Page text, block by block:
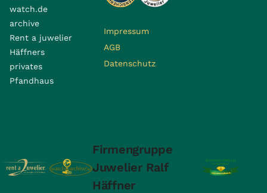
watch.de
archive
Rent a juwelier
Häffners
privates
Pfandhaus
Impressum
AGB
Datenschutz
Firmengruppe
Juwelier Ralf
Häffner